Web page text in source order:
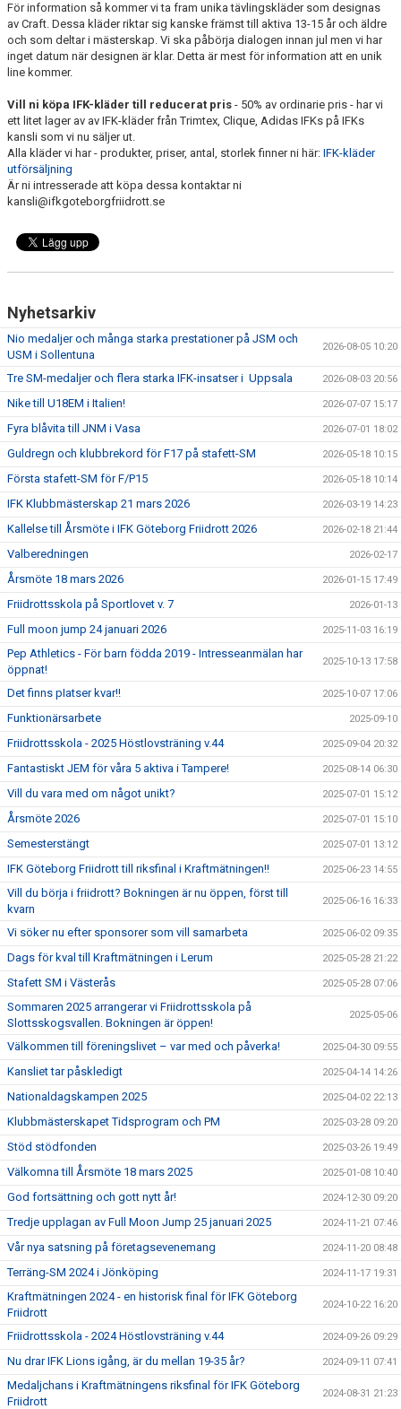
För information så kommer vi ta fram unika tävlingskläder som designas
av Craft. Dessa kläder riktar sig kanske främst till aktiva 13-15 år och äldre
och som deltar i mästerskap. Vi ska påbörja dialogen innan jul men vi har
inget datum när designen är klar. Detta är mest för information att en unik
line kommer.
Vill ni köpa IFK-kläder till reducerat pris - 50% av ordinarie pris - har vi
ett litet lager av av IFK-kläder från Trimtex, Clique, Adidas IFKs på IFKs
kansli som vi nu säljer ut.
Alla kläder vi har - produkter, priser, antal, storlek finner ni här: IFK-kläder
utförsäljning
Är ni intresserade att köpa dessa kontaktar ni
kansli@ifkgoteborgfriidrott.se
Nyhetsarkiv
Nio medaljer och många starka prestationer på JSM och
USM i Sollentuna
2026-08-05 10:20
Tre SM-medaljer och flera starka IFK-insatser i Uppsala 2026-08-03 20:56
Nike till U18EM i Italien! 2026-07-07 15:17
Fyra blåvita till JNM i Vasa 2026-07-01 18:02
Guldregn och klubbrekord för F17 på stafett-SM 2026-05-18 10:15
Första stafett-SM för F/P15 2026-05-18 10:14
IFK Klubbmästerskap 21 mars 2026 2026-03-19 14:23
Kallelse till Årsmöte i IFK Göteborg Friidrott 2026 2026-02-18 21:44
Valberedningen 2026-02-17
Årsmöte 18 mars 2026 2026-01-15 17:49
Friidrottsskola på Sportlovet v. 7 2026-01-13
Full moon jump 24 januari 2026 2025-11-03 16:19
Pep Athletics - För barn födda 2019 - Intresseanmälan har
öppnat!
2025-10-13 17:58
Det finns pIatser kvar!! 2025-10-07 17:06
Funktionärsarbete 2025-09-10
Friidrottsskola - 2025 Höstlovsträning v.44 2025-09-04 20:32
Fantastiskt JEM för våra 5 aktiva i Tampere! 2025-08-14 06:30
Vill du vara med om något unikt? 2025-07-01 15:12
Årsmöte 2026 2025-07-01 15:10
Semesterstängt 2025-07-01 13:12
IFK Göteborg Friidrott till riksfinal i Kraftmätningen!! 2025-06-23 14:55
Vill du börja i friidrott? Bokningen är nu öppen, först till
kvarn
2025-06-16 16:33
Vi söker nu efter sponsorer som vill samarbeta 2025-06-02 09:35
Dags för kval till Kraftmätningen i Lerum 2025-05-28 21:22
Stafett SM i Västerås 2025-05-28 07:06
Sommaren 2025 arrangerar vi Friidrottsskola på
Slottsskogsvallen. Bokningen är öppen!
2025-05-06
Välkommen till föreningslivet – var med och påverka! 2025-04-30 09:55
Kansliet tar påskledigt 2025-04-14 14:26
Nationaldagskampen 2025 2025-04-02 22:13
Klubbmästerskapet Tidsprogram och PM 2025-03-28 09:20
Stöd stödfonden 2025-03-26 19:49
Välkomna till Årsmöte 18 mars 2025 2025-01-08 10:40
God fortsättning och gott nytt år! 2024-12-30 09:20
Tredje upplagan av Full Moon Jump 25 januari 2025 2024-11-21 07:46
Vår nya satsning på företagsevenemang 2024-11-20 08:48
Terräng-SM 2024 i Jönköping 2024-11-17 19:31
Kraftmätningen 2024 - en historisk final för IFK Göteborg
Friidrott
2024-10-22 16:20
Friidrottsskola - 2024 Höstlovsträning v.44 2024-09-26 09:29
Nu drar IFK Lions igång, är du mellan 19-35 år? 2024-09-11 07:41
Medaljchans i Kraftmätningens riksfinal för IFK Göteborg
Friidrott
2024-08-31 21:23